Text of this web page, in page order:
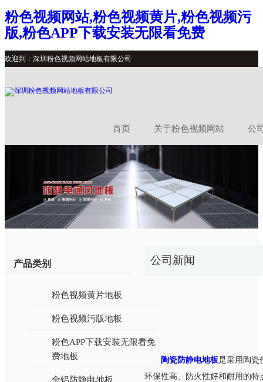
粉色视频网站,粉色视频黄片,粉色视频污
版,粉色APP下载安装无限看免费
欢迎到：深圳粉色视频网站地板有限公司
首页 关于粉色视频网站 公
产品类别
粉色视频黄片地板
粉色视频污版地板
粉色APP下载安装无限看免
费地板
全铝防静电地板
公司新闻
陶瓷防静电地板是采用陶瓷
环保性高、防火性好和耐用的特